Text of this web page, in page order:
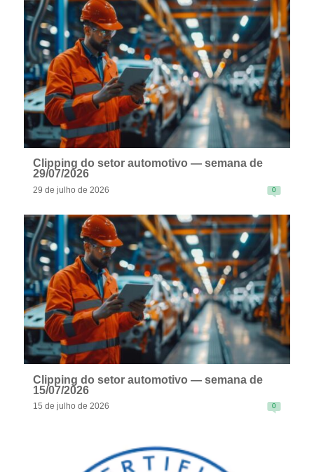
READ MORE
READ MORE
Clipping do setor automotivo — semana de
29/07/2026
29 de julho de 2026 0
Clipping do setor automotivo — semana de
15/07/2026
15 de julho de 2026 0